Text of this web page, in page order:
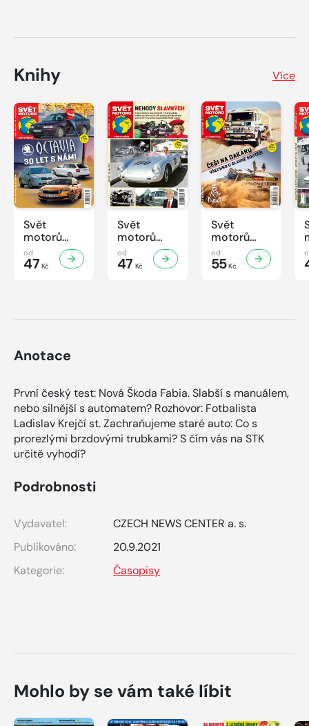
Knihy Více
Svět
motorů
Knihovnička
2/2026
od
47 Kč
Svět
motorů
Knihovnička
1/2026
od
47 Kč
Svět
motorů
Knihovnička
4/2025
od
55Kč
Anotace
První český test: Nová Škoda Fabia. Slabší s manuálem,
nebo silnější s automatem? Rozhovor: Fotbalista
Ladislav Krejčí st. Zachraňujeme staré auto: Co s
prorezlými brzdovými trubkami? S čím vás na STK
určitě vyhodí?
Podrobnosti
Vydavatel:
CZECH NEWS CENTER a. s.
Publikováno:
20.9.2021
Kategorie:
Časopisy
Mohlo by se vám také líbit